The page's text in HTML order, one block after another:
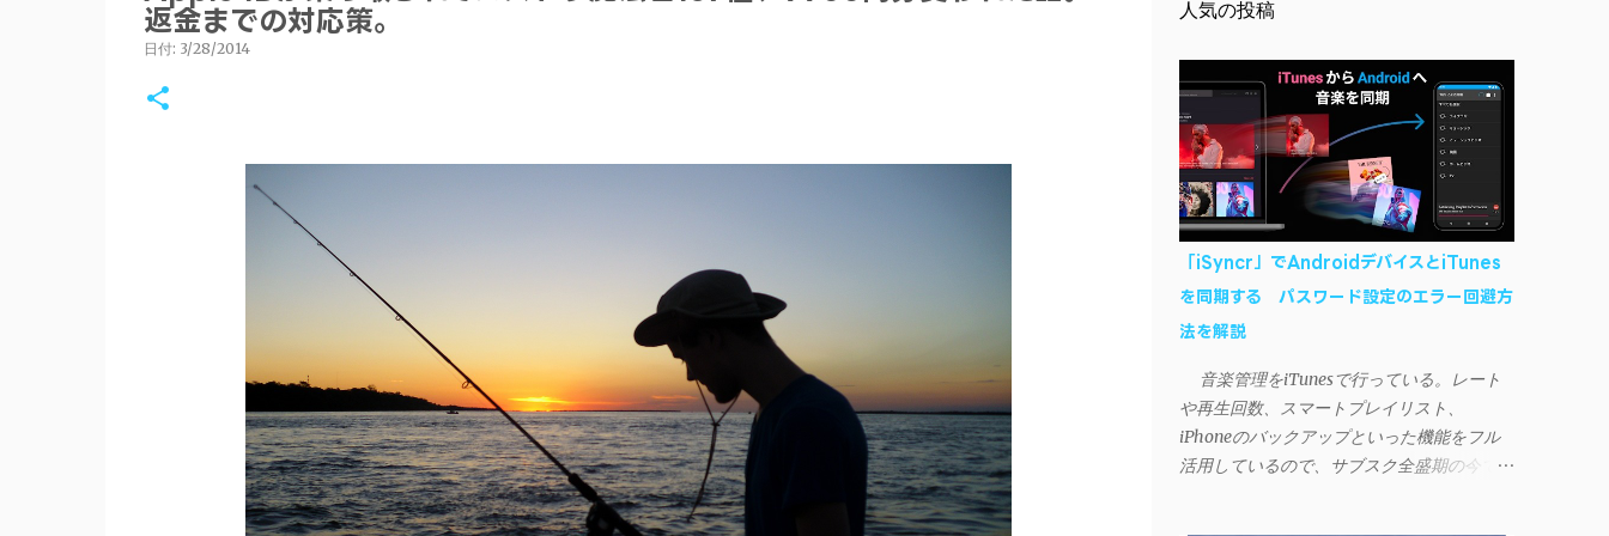
返金までの対応策。
日付: 3/28/2014
人気の投稿
「iSyncr」でAndroidデバイスとiTunes
を同期する パスワード設定のエラー回避方
法を解説
音楽管理をiTunesで行っている。レート
や再生回数、スマートプレイリスト、
iPhoneのバックアップといった機能をフル
活用しているので、サブスク全盛期の今でも